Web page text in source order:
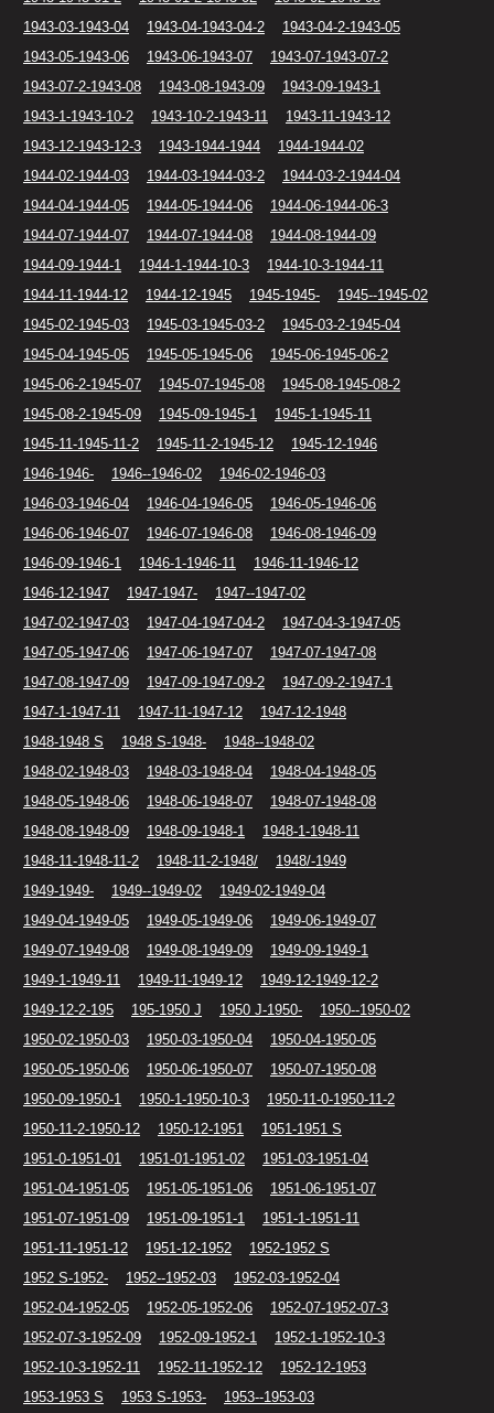
1943-03-1943-04
1943-04-1943-04-2
1943-04-2-1943-05
1943-05-1943-06
1943-06-1943-07
1943-07-1943-07-2
1943-07-2-1943-08
1943-08-1943-09
1943-09-1943-1
1943-1-1943-10-2
1943-10-2-1943-11
1943-11-1943-12
1943-12-1943-12-3
1943-1944-1944
1944-1944-02
1944-02-1944-03
1944-03-1944-03-2
1944-03-2-1944-04
1944-04-1944-05
1944-05-1944-06
1944-06-1944-06-3
1944-07-1944-07
1944-07-1944-08
1944-08-1944-09
1944-09-1944-1
1944-1-1944-10-3
1944-10-3-1944-11
1944-11-1944-12
1944-12-1945 1945-1945-
1945--1945-02
1945-02-1945-03
1945-03-1945-03-2
1945-03-2-1945-04
1945-04-1945-05
1945-05-1945-06
1945-06-1945-06-2
1945-06-2-1945-07
1945-07-1945-08
1945-08-1945-08-2
1945-08-2-1945-09
1945-09-1945-1
1945-1-1945-11
1945-11-1945-11-2
1945-11-2-1945-12
1945-12-1946
1946-1946-
1946--1946-02
1946-02-1946-03
1946-03-1946-04
1946-04-1946-05
1946-05-1946-06
1946-06-1946-07
1946-07-1946-08
1946-08-1946-09
1946-09-1946-1
1946-1-1946-11
1946-11-1946-12
1946-12-1947
1947-1947-
1947--1947-02
1947-02-1947-03
1947-04-1947-04-2
1947-04-3-1947-05
1947-05-1947-06
1947-06-1947-07
1947-07-1947-08
1947-08-1947-09
1947-09-1947-09-2
1947-09-2-1947-1
1947-1-1947-11
1947-11-1947-12
1947-12-1948
1948-1948 S
1948 S-1948-
1948--1948-02
1948-02-1948-03
1948-03-1948-04
1948-04-1948-05
1948-05-1948-06
1948-06-1948-07
1948-07-1948-08
1948-08-1948-09
1948-09-1948-1
1948-1-1948-11
1948-11-1948-11-2
1948-11-2-1948/
1948/-1949
1949-1949-
1949--1949-02
1949-02-1949-04
1949-04-1949-05
1949-05-1949-06
1949-06-1949-07
1949-07-1949-08
1949-08-1949-09
1949-09-1949-1
1949-1-1949-11
1949-11-1949-12
1949-12-1949-12-2
1949-12-2-195
195-1950 J 1950 J-1950-
1950--1950-02
1950-02-1950-03
1950-03-1950-04
1950-04-1950-05
1950-05-1950-06
1950-06-1950-07
1950-07-1950-08
1950-09-1950-1
1950-1-1950-10-3
1950-11-0-1950-11-2
1950-11-2-1950-12
1950-12-1951
1951-1951 S
1951-0-1951-01
1951-01-1951-02
1951-03-1951-04
1951-04-1951-05
1951-05-1951-06
1951-06-1951-07
1951-07-1951-09
1951-09-1951-1
1951-1-1951-11
1951-11-1951-12
1951-12-1952
1952-1952 S
1952 S-1952-
1952--1952-03
1952-03-1952-04
1952-04-1952-05
1952-05-1952-06
1952-07-1952-07-3
1952-07-3-1952-09
1952-09-1952-1
1952-1-1952-10-3
1952-10-3-1952-11
1952-11-1952-12
1952-12-1953
1953-1953 S
1953 S-1953- 1953--1953-03